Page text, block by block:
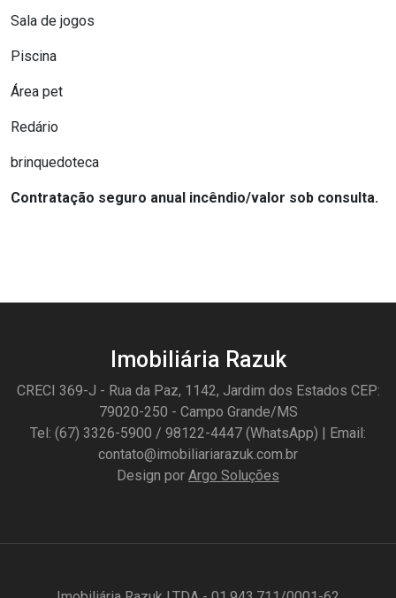
Sala de jogos
Piscina
Área pet
Redário
brinquedoteca
Contratação seguro anual incêndio/valor sob consulta.
Imobiliária Razuk
CRECI 369-J - Rua da Paz, 1142, Jardim dos Estados CEP:
79020-250 - Campo Grande/MS
Tel: (67) 3326-5900 / 98122-4447 (WhatsApp) | Email:
contato@imobiliariarazuk.com.br
Design por Argo Soluções